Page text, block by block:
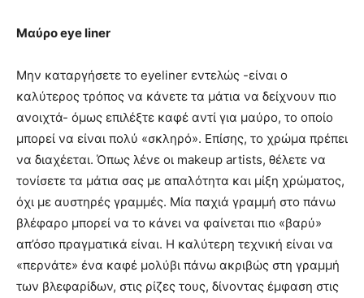
Μαύρο eye liner
Μην καταργήσετε το eyeliner εντελώς -είναι ο
καλύτερος τρόπος να κάνετε τα μάτια να δείχνουν πιο
ανοιχτά- όμως επιλέξτε καφέ αντί για μαύρο, το οποίο
μπορεί να είναι πολύ «σκληρό». Επίσης, το χρώμα πρέπει
να διαχέεται. Όπως λένε οι makeup artists, θέλετε να
τονίσετε τα μάτια σας με απαλότητα και μίξη χρώματος,
όχι με αυστηρές γραμμές. Μία παχιά γραμμή στο πάνω
βλέφαρο μπορεί να το κάνει να φαίνεται πιο «βαρύ»
απ’όσο πραγματικά είναι. Η καλύτερη τεχνική είναι να
«περνάτε» ένα καφέ μολύβι πάνω ακριβώς στη γραμμή
των βλεφαρίδων, στις ρίζες τους, δίνοντας έμφαση στις